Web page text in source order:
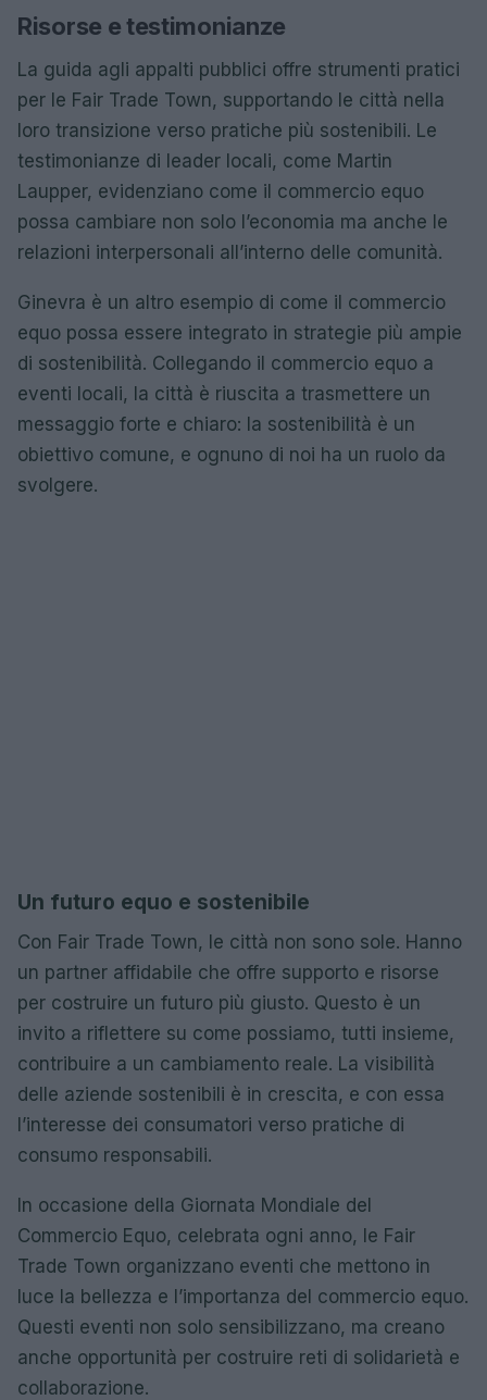
Risorse e testimonianze
La guida agli appalti pubblici offre strumenti pratici
per le Fair Trade Town, supportando le città nella
loro transizione verso pratiche più sostenibili. Le
testimonianze di leader locali, come Martin
Laupper, evidenziano come il commercio equo
possa cambiare non solo l’economia ma anche le
relazioni interpersonali all’interno delle comunità.
Ginevra è un altro esempio di come il commercio
equo possa essere integrato in strategie più ampie
di sostenibilità. Collegando il commercio equo a
eventi locali, la città è riuscita a trasmettere un
messaggio forte e chiaro: la sostenibilità è un
obiettivo comune, e ognuno di noi ha un ruolo da
svolgere.
Un futuro equo e sostenibile
Con Fair Trade Town, le città non sono sole. Hanno
un partner affidabile che offre supporto e risorse
per costruire un futuro più giusto. Questo è un
invito a riflettere su come possiamo, tutti insieme,
contribuire a un cambiamento reale. La visibilità
delle aziende sostenibili è in crescita, e con essa
l’interesse dei consumatori verso pratiche di
consumo responsabili.
In occasione della Giornata Mondiale del
Commercio Equo, celebrata ogni anno, le Fair
Trade Town organizzano eventi che mettono in
luce la bellezza e l’importanza del commercio equo.
Questi eventi non solo sensibilizzano, ma creano
anche opportunità per costruire reti di solidarietà e
collaborazione.